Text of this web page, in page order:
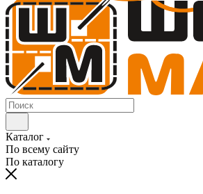
Каталог
По всему сайту
По каталогу